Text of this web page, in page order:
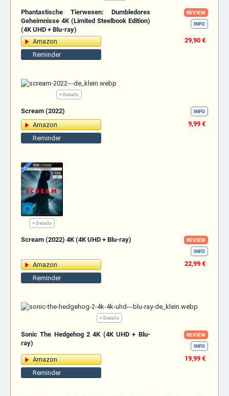
Phantastische Tierwesen: Dumbledores
Geheimnisse 4K (Limited Steelbook Edition)
(4K UHD + Blu-ray)
REVIEW
INFO
Amazon
29,90 €
Reminder
+ Details
Scream (2022) INFO
Amazon
9,99 €
Reminder
+ Details
Scream (2022) 4K (4K UHD + Blu-ray)
REVIEW
INFO
Amazon
22,99 €
Reminder
+ Details
Sonic The Hedgehog 2 4K (4K UHD + Blu-
ray)
REVIEW
INFO
Amazon
19,99 €
Reminder